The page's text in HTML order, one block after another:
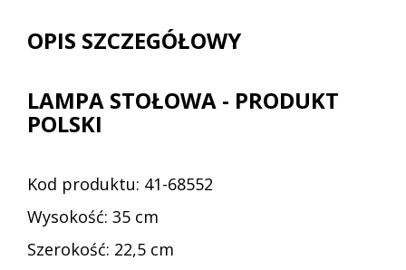
OPIS SZCZEGÓŁOWY
LAMPA STOŁOWA - PRODUKT
POLSKI
Kod produktu: 41-68552
Wysokość: 35 cm
Szerokość: 22,5 cm